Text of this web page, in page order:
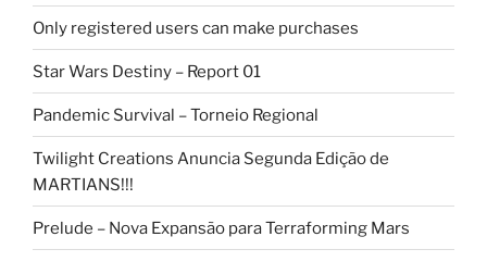
Only registered users can make purchases
Star Wars Destiny – Report 01
Pandemic Survival – Torneio Regional
Twilight Creations Anuncia Segunda Edição de
MARTIANS!!!
Prelude – Nova Expansão para Terraforming Mars